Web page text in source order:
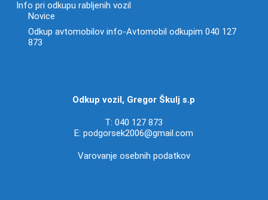
Info pri odkupu rabljenih vozil
Novice
Odkup avtomobilov info-Avtomobil odkupim 040 127
873
Odkup vozil, Gregor Škulj s.p
T:040 127 873
E:podgorsek2006@gmail.com
Varovanje osebnih podatkov